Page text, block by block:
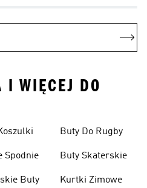
I WIĘCEJ DO
Spodnie
Buty
Buty Do Rugby
Buty Skaterskie
Kurtki Zimowe